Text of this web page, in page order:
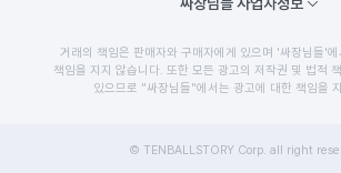
거래의 책임은 판매자와 구매자에게 있으며 '싸장님들'에
책임을 지지 않습니다. 또한 모든 광고의 저작권 및 법적
있으므로 "싸장님들"에서는 광고에 대한 책임을
© TENBALLSTORY Corp. all right